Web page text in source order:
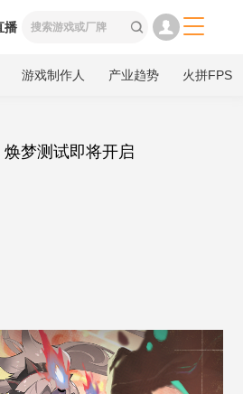
播  
游戏制作人 产业趋势 火拼FPS
焕梦测试即将开启